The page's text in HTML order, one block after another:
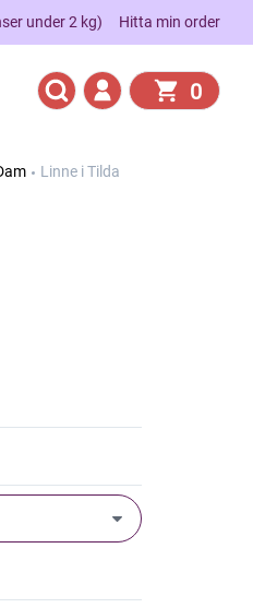
under 2 kg) Hitta min order
0
Linne i Tilda